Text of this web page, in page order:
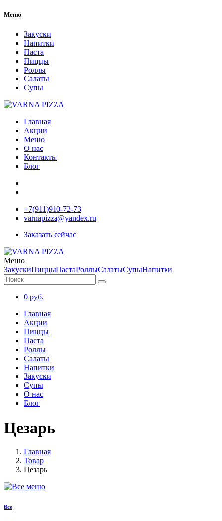
Меню
Закуски
Напитки
Паста
Пиццы
Роллы
Салаты
Супы
Главная
Акции
Меню
О нас
Контакты
Блог
+7(911)910-72-73
varnapizza@yandex.ru
Заказать сейчас
Меню
ЗакускиПиццыПастаРоллыСалатыСупыНапитки
0 руб.
Главная
Акции
Пиццы
Паста
Роллы
Салаты
Напитки
Закуски
Супы
О нас
Блог
Цезарь
Главная
Товар
Цезарь
Все